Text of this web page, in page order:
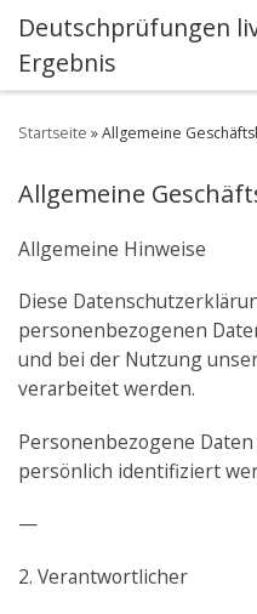
Zum Inhalt springen
Deutschprüfungen
Ergebnis
Startseite »Allgemeine
Allgemeine
Allgemeine Hinweise
Diese
personenbezogenen
und bei der Nutzung
verarbeitet werden.
Personenbezogene
persönlich identifiziert
—
2. Verantwortlicher